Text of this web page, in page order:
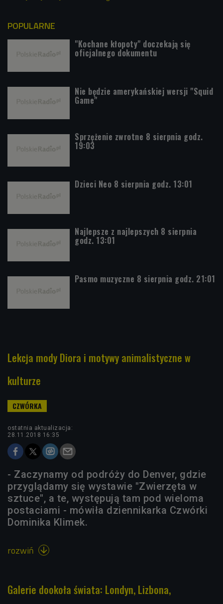
POPULARNE
"Kochane kłopoty" doczekają się
oficjalnego dokumentu
Nie będzie amerykańskiej wersji "Squid
Game"
Sprzężenie zwrotne 8 sierpnia godz.
19:03
Dzieci Neo 8 sierpnia godz. 13:01
Najlepsze z najlepszych 8 sierpnia
godz. 13:01
Pasmo muzyczne 8 sierpnia godz. 21:01
Lekcja mody Diora i motywy animalistyczne w
kulturze
ostatnia aktualizacja:
28.11.2018 16:35
- Zaczynamy od podróży do Denver, gdzie
przyglądamy się wystawie "Zwierzęta w
sztuce", a te, występują tam pod wieloma
postaciami - mówiła dziennikarka Czwórki
Dominika Klimek.
rozwiń 
Galerie dookoła świata: Londyn, Lizbona,